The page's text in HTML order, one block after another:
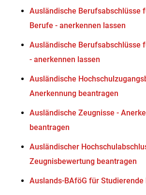
Ausländische Berufsabschlüsse
Berufe - anerkennen lassen
Ausländische Berufsabschlüsse
- anerkennen lassen
Ausländische
Anerkennung beantragen
Ausländische Zeugnisse -
beantragen
Ausländischer
Zeugnisbewertung beantragen
Auslands-BAföG für Studierende